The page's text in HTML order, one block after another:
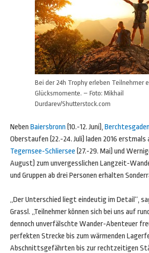
Bei der 24h Trophy erleben Teilnehmer
Glücksmomente. – Foto: Mikhail
Durdarev/Shutterstock.com
Neben Baiersbronn (10.-12. Juni),
Oberstaufen (22.-24. Juli) laden 2016 erstmals
Tegernsee-Schliersee (27.-29. Mai) und
August) zum unvergesslichen Langzeit-
und Gruppen ab drei Personen erhalten
„Der Unterschied liegt eindeutig im Detail“,
Grassl. „Teilnehmer können sich bei uns auf
dennoch unverfälschte Wander-Abenteuer
perfekten Strecke bis zum wärmenden
Abschnittsgefährten bis zur rechtzeitigen